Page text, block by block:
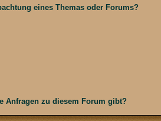
eines Themas oder Forums?
Anfragen zu diesem Forum gibt?